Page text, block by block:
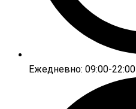
Ежедневно: 09:00-22:00